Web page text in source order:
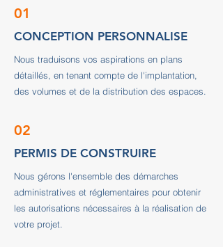
01
CONCEPTION PERSONNALISE
Nous traduisons vos aspirations en plans
détaillés, en tenant compte de l'implantation,
des volumes et de la distribution des espaces.
02
PERMIS DE CONSTRUIRE
Nous gérons l'ensemble des démarches
administratives et réglementaires pour obtenir
les autorisations nécessaires à la réalisation de
votre projet.